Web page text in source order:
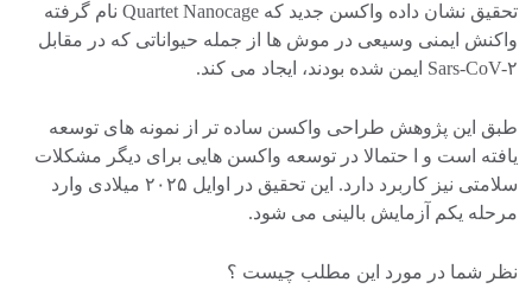
تحقیق نشان داده واکسن جدید که Quartet Nanocage نام گرفته
واکنش ایمنی وسیعی در موش ها از جمله حیواناتی که در مقابل
Sars-CoV-۲ ایمن شده بودند، ایجاد می کند.
طبق این پژوهش طراحی واکسن ساده تر از نمونه های توسعه
یافته است و ا حتمالا در توسعه واکسن هایی برای دیگر مشکلات
سلامتی نیز کاربرد دارد. این تحقیق در اوایل ۲۰۲۵ میلادی وارد
مرحله یکم آزمایش بالینی می شود.
نظر شما در مورد این مطلب چیست ؟